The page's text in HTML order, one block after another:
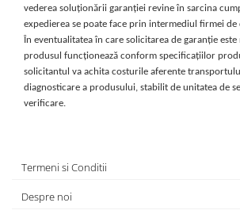
vederea soluționării garanției revine în sarcina
expedierea se poate face prin intermediul firmei de
În eventualitatea în care solicitarea de garanție
produsul funcționează conform specificațiilor
solicitantul va achita costurile aferente
diagnosticare a produsului, stabilit de unitatea de
verificare.
Termeni si Conditii
Despre noi